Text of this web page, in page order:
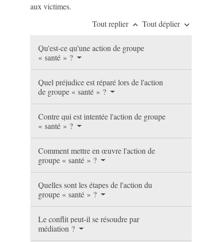
aux victimes.
Tout replier keyboard_arrow_up Tout déplier keyboard_arrow_down
Qu'est-ce qu'une action de groupe
« santé » ?
Quel préjudice est réparé lors de l'action
de groupe « santé » ?
Contre qui est intentée l'action de groupe
« santé » ?
Comment mettre en œuvre l'action de
groupe « santé » ?
Quelles sont les étapes de l'action du
groupe « santé » ?
Le conflit peut-il se résoudre par
médiation ?